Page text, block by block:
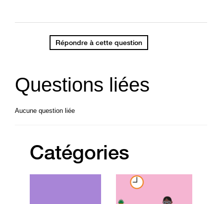
Répondre à cette question
Questions liées
Aucune question liée
Catégories